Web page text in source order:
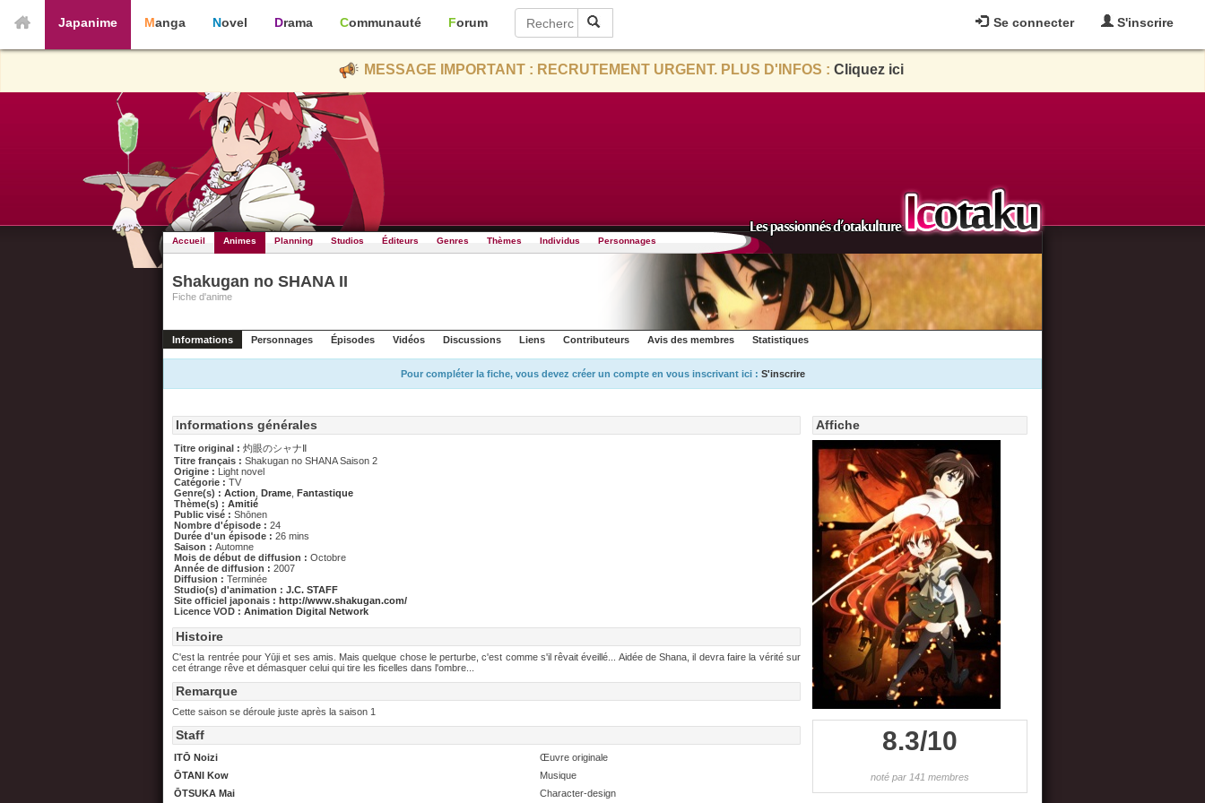
Se connecter S'inscrire
Japanime Manga Novel Drama Communauté Forum
MESSAGE IMPORTANT : RECRUTEMENT URGENT. PLUS D'INFOS : Cliquez ici
Accueil Animes Planning Studios Éditeurs Genres Thèmes Individus Personnages
Shakugan no SHANA II
Fiche d'anime
Informations Personnages Épisodes Vidéos Discussions Liens Contributeurs Avis des membres Statistiques
Pour compléter la fiche, vous devez créer un compte en vous inscrivant ici : S'inscrire
Affiche
8.3/10
noté par 141 membres
Informations générales
Titre original : 灼眼のシャナⅡ
Titre français : Shakugan no SHANA Saison 2
Origine : Light novel
Catégorie : TV
Genre(s) : Action Drame Fantastique
Thème(s) : Amitié
Public visé : Shōnen
Nombre d'épisode : 24
Durée d'un épisode : 26 mins
Saison : Automne
Mois de début de diffusion : Octobre
Année de diffusion : 2007
Diffusion : Terminée
Studio(s) d'animation : J.C. STAFF
Site officiel japonais : http://www.shakugan.com/
Licence VOD : Animation Digital Network
Histoire
C'est la rentrée pour Yūji et ses amis. Mais quelque chose le perturbe, c'est comme s'il rêvait éveillé... Aidée de Shana, il devra faire la vérité sur
cet étrange rêve et démasquer celui qui tire les ficelles dans l'ombre...
Remarque
Cette saison se déroule juste après la saison 1
Staff
ITŌ Noizi
Œuvre originale
ŌTANI Kow
Musique
ŌTSUKA Mai
Character-design